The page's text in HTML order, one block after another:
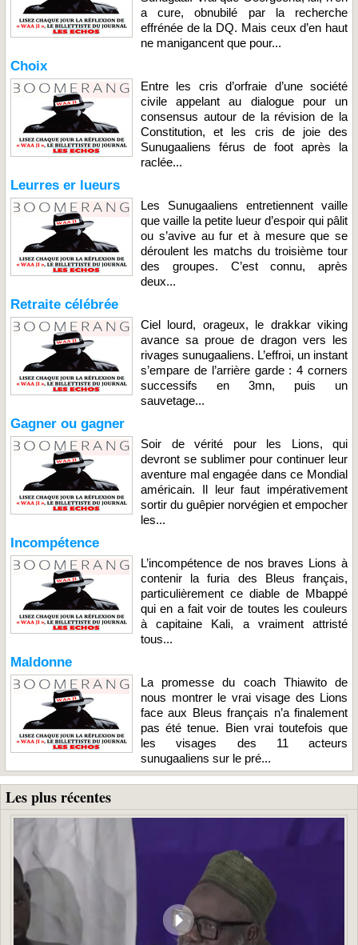
a cure, obnubilé par la recherche
effrénée de la DQ. Mais ceux d’en haut
ne manigancent que pour...
Choix
Entre les cris d’orfraie d’une société
civile appelant au dialogue pour un
consensus autour de la révision de la
Constitution, et les cris de joie des
Sunugaaliens férus de foot après la
raclée...
Leurres er lueurs
Les Sunugaaliens entretiennent vaille
que vaille la petite lueur d’espoir qui pâlit
ou s’avive au fur et à mesure que se
déroulent les matchs du troisième tour
des groupes. C’est connu, après
deux...
Retraite célébrée
Ciel lourd, orageux, le drakkar viking
avance sa proue de dragon vers les
rivages sunugaaliens. L’effroi, un instant
s’empare de l’arrière garde : 4 corners
successifs en 3mn, puis un
sauvetage...
Gagner ou gagner
Soir de vérité pour les Lions, qui
devront se sublimer pour continuer leur
aventure mal engagée dans ce Mondial
américain. Il leur faut impérativement
sortir du guêpier norvégien et empocher
les...
Incompétence
L’incompétence de nos braves Lions à
contenir la furia des Bleus français,
particulièrement ce diable de Mbappé
qui en a fait voir de toutes les couleurs
à capitaine Kali, a vraiment attristé
tous...
Maldonne
La promesse du coach Thiawito de
nous montrer le vrai visage des Lions
face aux Bleus français n’a finalement
pas été tenue. Bien vrai toutefois que
les visages des 11 acteurs
sunugaaliens sur le pré...
Les plus récentes